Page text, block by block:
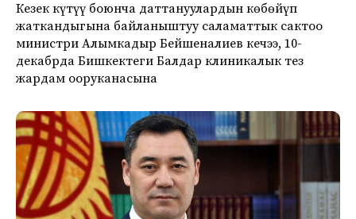
Кезек күтүү боюнча даттануулардын көбөйүп
жаткандыгына байланыштуу саламаттык сактоо
министри Алымкадыр Бейшеналиев кечээ, 10-
декабрда Бишкектеги Балдар клиникалык тез
жардам ооруканасына